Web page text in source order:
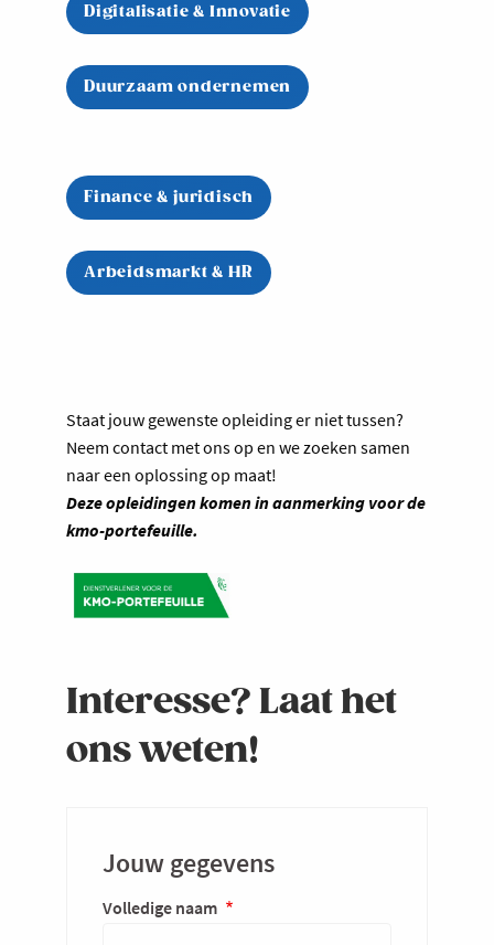
Digitalisatie & Innovatie
Duurzaam ondernemen
Finance & juridisch
Arbeidsmarkt & HR
Staat jouw gewenste opleiding er niet tussen?
Neem contact met ons op en we zoeken samen
naar een oplossing op maat!
Deze opleidingen komen in aanmerking voor de
kmo-portefeuille.
Interesse? Laat het
ons weten!
Jouw gegevens
Volledige naam